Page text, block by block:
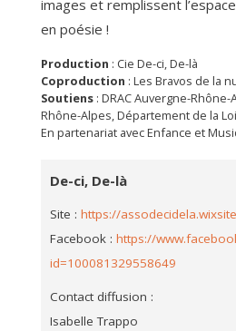
images et remplissent
en poésie !
Production : Cie De-ci, De-là
Coproduction : Les Bravos de la
Soutiens: DRAC Auvergne-
Rhône-Alpes, Département de la
En partenariat avec Enfance et
De-ci, De-là
Site : https://
Facebook : https://
id=100081329558649
Contact diffusion :
Isabelle Trappo